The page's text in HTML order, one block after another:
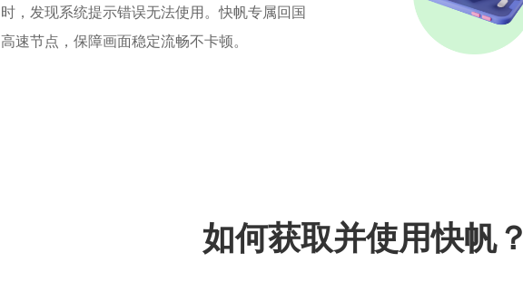
时，发现系统提示错误无法使用。快帆专属回国
高速节点，保障画面稳定流畅不卡顿。
如何获取并使用快帆？